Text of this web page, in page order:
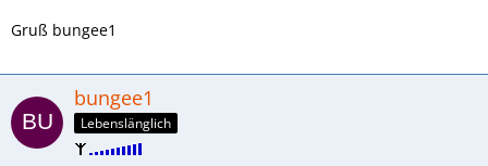
Gruß bungee1
bungee1
Lebenslänglich